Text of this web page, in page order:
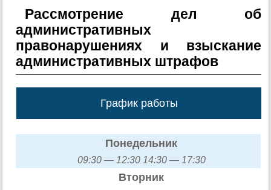
Рассмотрение дел об
административных
правонарушениях и взыскание
административных штрафов
График работы
Понедельник
09:30 — 12:30 14:30 — 17:30
Вторник